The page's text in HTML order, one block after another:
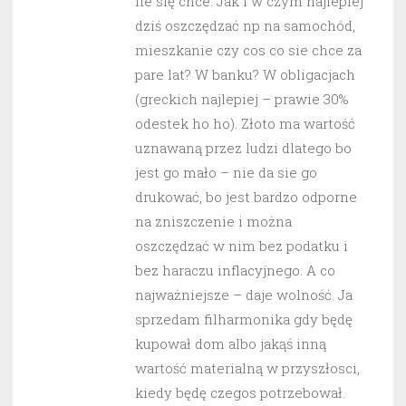
dziś oszczędzać np na samochód,
mieszkanie czy cos co sie chce za
pare lat? W banku? W obligacjach
(greckich najlepiej – prawie 30%
odestek ho ho). Złoto ma wartość
uznawaną przez ludzi dlatego bo
jest go mało – nie da sie go
drukować, bo jest bardzo odporne
na zniszczenie i można
oszczędzać w nim bez podatku i
bez haraczu inflacyjnego. A co
najważniejsze – daje wolność. Ja
sprzedam filharmonika gdy będę
kupował dom albo jakąś inną
wartość materialną w przyszłosci,
kiedy będę czegos potrzebował.